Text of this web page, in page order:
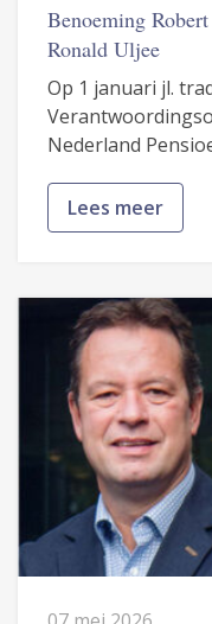
Benoeming
Ronald Uljee
Op 1 januari jl.
Nederland
Lees meer